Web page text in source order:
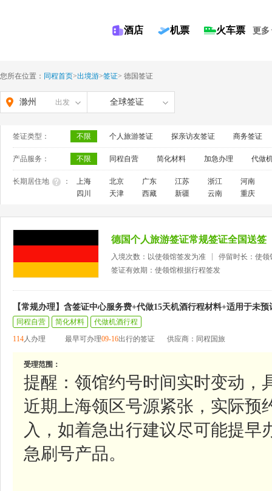
酒店 机票 火车票 更多
您所在位置： 同程首页>出境游>签证> 德国签证
滁州 出发 全球签证
签证类型： 不限 个人旅游签证 探亲访友签证 商务签证
产品服务： 不限 同程自营 简化材料 加急办理 代做
长期居住地 ： 上海 北京 广东 江苏 浙江
河南
四川
天津 西藏 新疆 云南 重庆
德国个人旅游签证常规签证全国送签
入境次数：以使领馆签发为准
停留时长：使领
签证有效期：使领馆根据行程签发
【常规办理】含签证中心服务费+代做15天机酒行程材料+适用于未
同程自营 简化材料
代做机酒行程
114人办理 最早可办理09-16出行的签证 供应商：同程国旅
受理范围：
提醒：领馆约号时间实时变动，
近期上海领区号源紧张，实际预
入，如着急出行建议尽可能提
急刷号产品。